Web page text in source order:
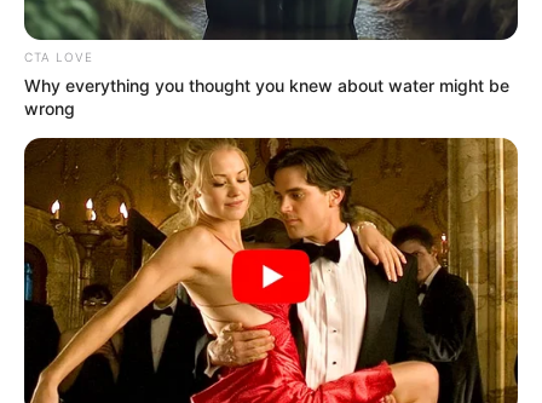
CTA LOVE
Why everything you thought you knew about water might be
wrong